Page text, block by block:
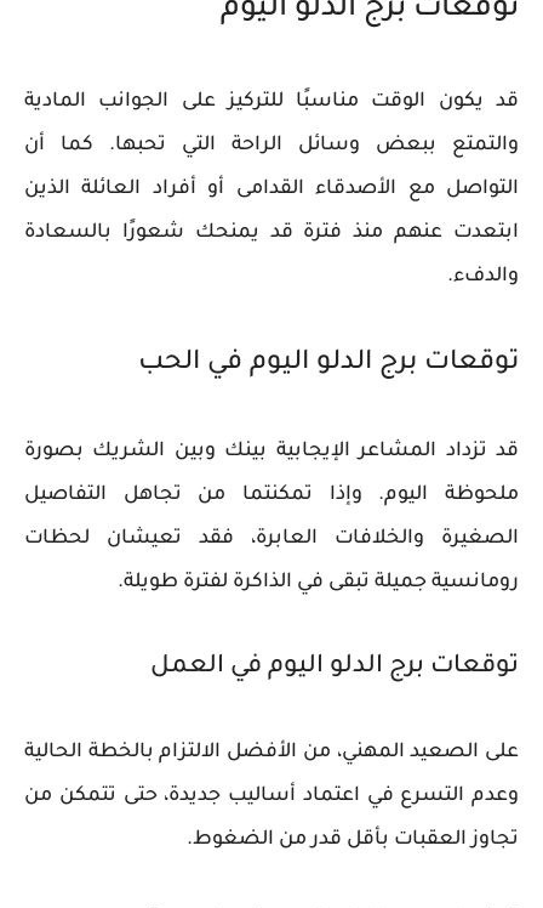
توقعات برج الدلو اليوم
قد يكون الوقت مناسبًا للتركيز على الجوانب المادية
والتمتع ببعض وسائل الراحة التي تحبها. كما أن
التواصل مع الأصدقاء القدامى أو أفراد العائلة الذين
ابتعدت عنهم منذ فترة قد يمنحك شعورًا بالسعادة
والدفء.
توقعات برج الدلو اليوم في الحب
قد تزداد المشاعر الإيجابية بينك وبين الشريك بصورة
ملحوظة اليوم. وإذا تمكنتما من تجاهل التفاصيل
الصغيرة والخلافات العابرة، فقد تعيشان لحظات
رومانسية جميلة تبقى في الذاكرة لفترة طويلة.
توقعات برج الدلو اليوم في العمل
على الصعيد المهني، من الأفضل الالتزام بالخطة الحالية
وعدم التسرع في اعتماد أساليب جديدة، حتى تتمكن من
تجاوز العقبات بأقل قدر من الضغوط.